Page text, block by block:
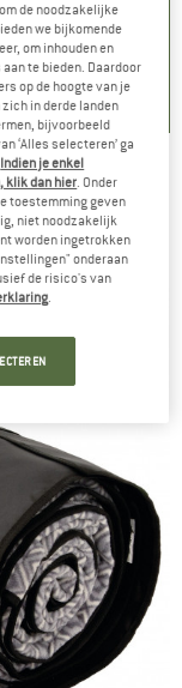
0,0(0)
4 -
de noodzakelijke
we bijkomende
om inhouden en
te bieden. Daardoor
op de hoogte van je
in derde landen
bijvoorbeeld
‘Alles selecteren’ ga
Indien je enkel
klik dan hier. Onder
toestemming geven
niet noodzakelijk
worden ingetrokken
onderaan
de risico's van
.